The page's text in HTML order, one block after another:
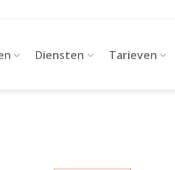
Diensten Tarieven